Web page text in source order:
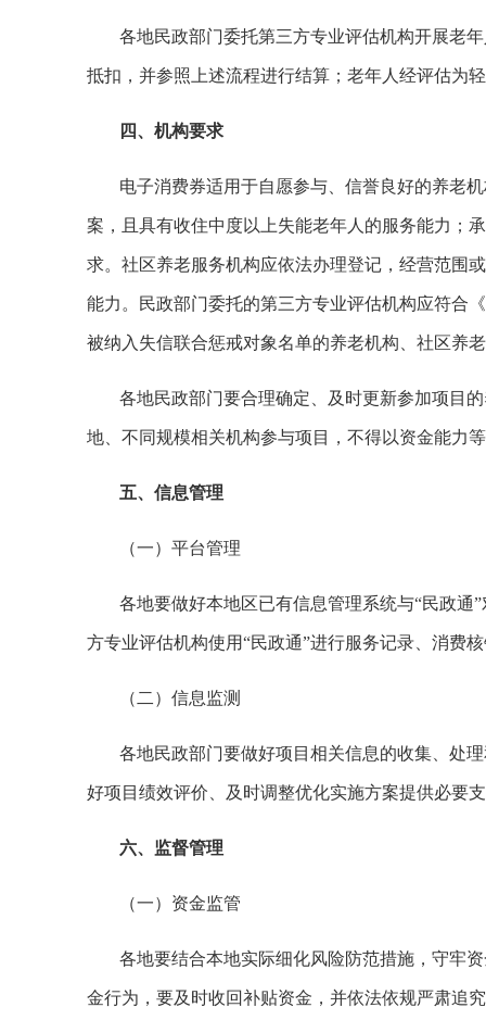
各地民政部门委托第三方专业评估机构开展老
抵扣，并参照上述流程进行结算；老年人经评估为
四、机构要求
电子消费券适用于自愿参与、信誉良好的养老
案，且具有收住中度以上失能老年人的服务能力；
求。社区养老服务机构应依法办理登记，经营范围
能力。民政部门委托的第三方专业评估机构应符合
被纳入失信联合惩戒对象名单的养老机构、社区养
各地民政部门要合理确定、及时更新参加项目
地、不同规模相关机构参与项目，不得以资金能力
五、信息管理
（一）平台管理
各地要做好本地区已有信息管理系统与“民政通
方专业评估机构使用“民政通”进行服务记录、消费
（二）信息监测
各地民政部门要做好项目相关信息的收集、处
好项目绩效评价、及时调整优化实施方案提供必要
六、监督管理
（一）资金监管
各地要结合本地实际细化风险防范措施，守牢
金行为，要及时收回补贴资金，并依法依规严肃追